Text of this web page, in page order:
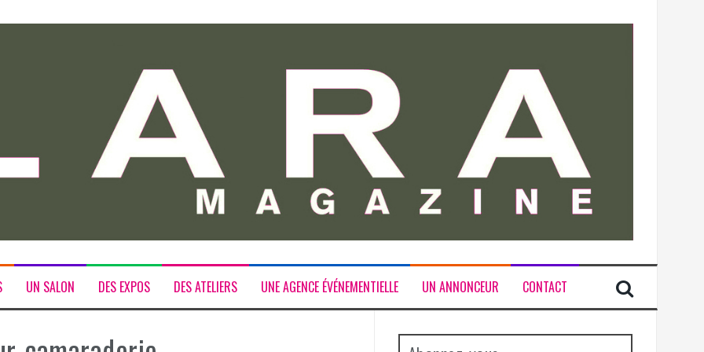
UN SALON DES EXPOS DES ATELIERS UNE AGENCE ÉVÉNEMENTIELLE UN ANNONCEUR CONTACT